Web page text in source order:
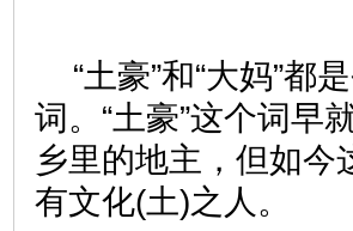
“土豪”和“大妈”都
词。“土豪”这个词早
乡里的地主，但如今
有文化(土)之人。